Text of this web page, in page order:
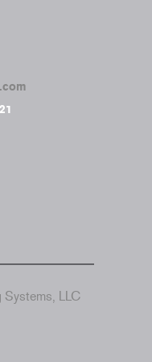
Systems, LLC